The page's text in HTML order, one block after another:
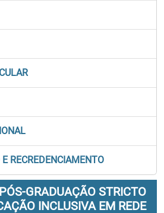
RECREDENCIAMENTO
GRADUAÇÃO STRICTO
INCLUSIVA EM REDE